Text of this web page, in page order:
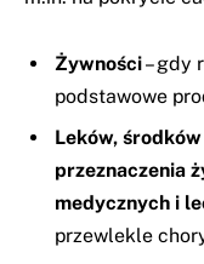
Żywności– gdy
podstawowe
Leków,
przeznaczenia
medycznych i
przewlekle